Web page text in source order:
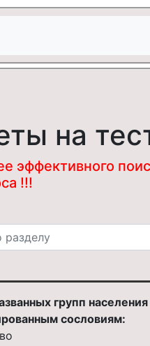
на
эффективного
!!!
групп
сословиям: